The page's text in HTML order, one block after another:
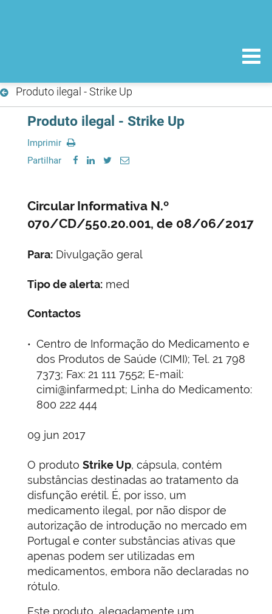
Produto ilegal - Strike Up
Produto ilegal - Strike Up
Imprimir
Partilhar
Circular Informativa N.º
070/CD/550.20.001, de 08/06/2017
Para: Divulgação geral
Tipo de alerta: med
Contactos
Centro de Informação do Medicamento e
dos Produtos de Saúde (CIMI); Tel. 21 798
7373; Fax: 21 111 7552; E-mail:
cimi@infarmed.pt; Linha do Medicamento:
800 222 444
09 jun 2017
O produto Strike Up, cápsula, contém
substâncias destinadas ao tratamento da
disfunção erétil. É, por isso, um
medicamento ilegal, por não dispor de
autorização de introdução no mercado em
Portugal e conter substâncias ativas que
apenas podem ser utilizadas em
medicamentos, embora não declaradas no
rótulo.
Este produto, alegadamente um